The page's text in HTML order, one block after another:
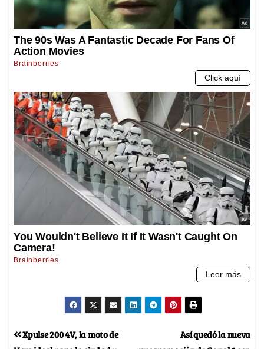
Así quedó la nueva
Xpulse 200 4V, la moto de